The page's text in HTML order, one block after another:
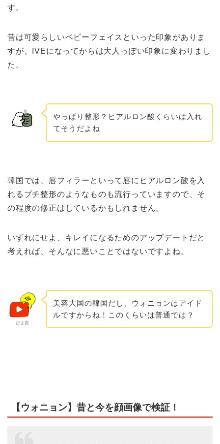
す。
昔は可愛らしいベビーフェイスといった印象がありま
すが、IVEになってからは大人っぽい印象に変わりまし
た。
やっぱり整形？ヒアルロン酸くらいは入れ
てそうだよね
韓国では、唇フィラーといって唇にヒアルロン酸を入
れるプチ整形のようなものも流行っていますので、そ
の程度の修正はしているかもしれません。
いずれにせよ、キレイになるためのアップデートだと
考えれば、そんなに悪いことではないですよね。
ぴよ吉
美容大国の韓国だし、ウォニョンはアイド
ルですからね！このくらいは普通では？
【ウォニョン】昔と今を顔画像で検証！